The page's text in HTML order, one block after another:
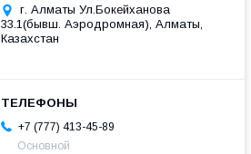
г. Алматы Ул.Бокейханова
33.1(бывш. Аэродромная), Алматы,
Казахстан
+7 (777) 413-45-89
Основной